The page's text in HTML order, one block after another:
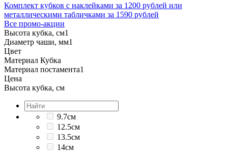
Комплект кубков с наклейками за 1200 рублей или
металлическими табличками за 1590 рублей
Все промо-акции
Высота кубка, см1
Диаметр чаши, мм1
Цвет
Материал Кубка
Материал постамента1
Цена
Высота кубка, см
9.7см
12.5см
13.5см
14см